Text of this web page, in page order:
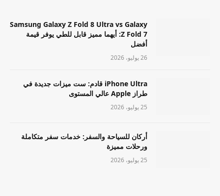
Samsung Galaxy Z Fold 8 Ultra vs Galaxy
Z Fold 7: أيهما مميز قابل للطي يوفر قيمة
أفضل
26 يوليو، 2026
iPhone Ultra قادم: ست ميزات جديدة في
طراز Apple عالي المستوى
25 يوليو، 2026
أركان للسياحة والسفر: خدمات سفر متكاملة
ورحلات مميزة
25 يوليو، 2026